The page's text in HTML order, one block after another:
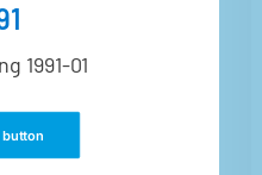
1991-01
button